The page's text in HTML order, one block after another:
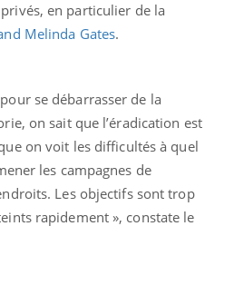
en particulier de la
Melinda Gates.
se débarrasser de la
on sait que l’éradication est
on voit les difficultés à quel
les campagnes de
Les objectifs sont trop
rapidement », constate le